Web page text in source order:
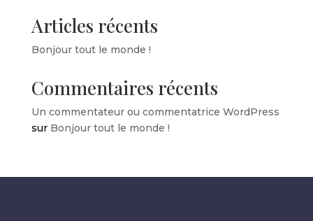
Articles récents
Bonjour tout le monde !
Commentaires récents
Un commentateur ou commentatrice WordPress
sur Bonjour tout le monde !